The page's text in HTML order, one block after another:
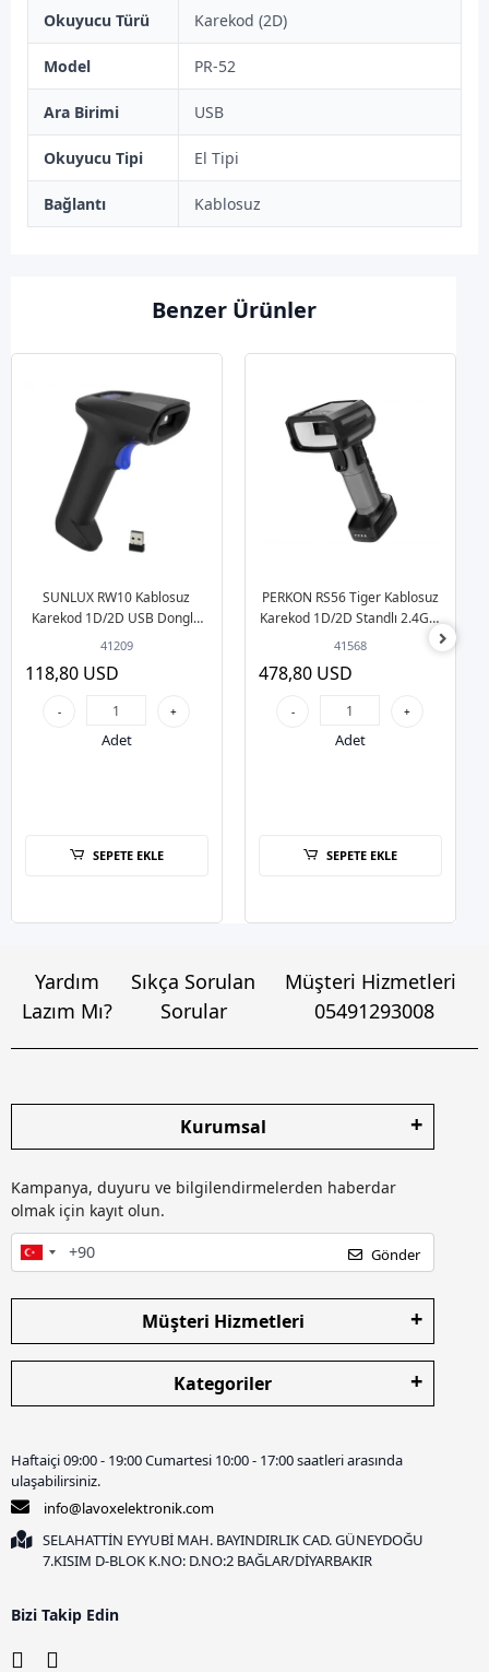
Okuyucu Türü Karekod (2D)
Model PR-52
Ara Birimi USB
Okuyucu Tipi El Tipi
Bağlantı Kablosuz
Benzer Ürünler
SUNLUX RW10 Kablosuz
Karekod 1D/2D USB Dongle
Barkod Okuyucu
41209
118,80 USD
- +
Adet
SEPETE EKLE
PERKON RS56 Tiger Kablosuz
Karekod 1D/2D Standlı 2.4G +
BT Barkod Okuyucu
41568
478,80 USD
- +
Adet
SEPETE EKLE
Yardım
Lazım Mı?
Sıkça Sorulan
Sorular
Müşteri Hizmetleri
05491293008
Kurumsal
Kampanya, duyuru ve bilgilendirmelerden haberdar
olmak için kayıt olun.
Gönder
Müşteri Hizmetleri
Kategoriler
Haftaiçi 09:00 - 19:00 Cumartesi 10:00 - 17:00 saatleri arasında
ulaşabilirsiniz.
info@lavoxelektronik.com
SELAHATTİN EYYUBİ MAH. BAYINDIRLIK CAD. GÜNEYDOĞU
7.KISIM D-BLOK K.NO: D.NO:2 BAĞLAR/DİYARBAKIR
Bizi Takip Edin